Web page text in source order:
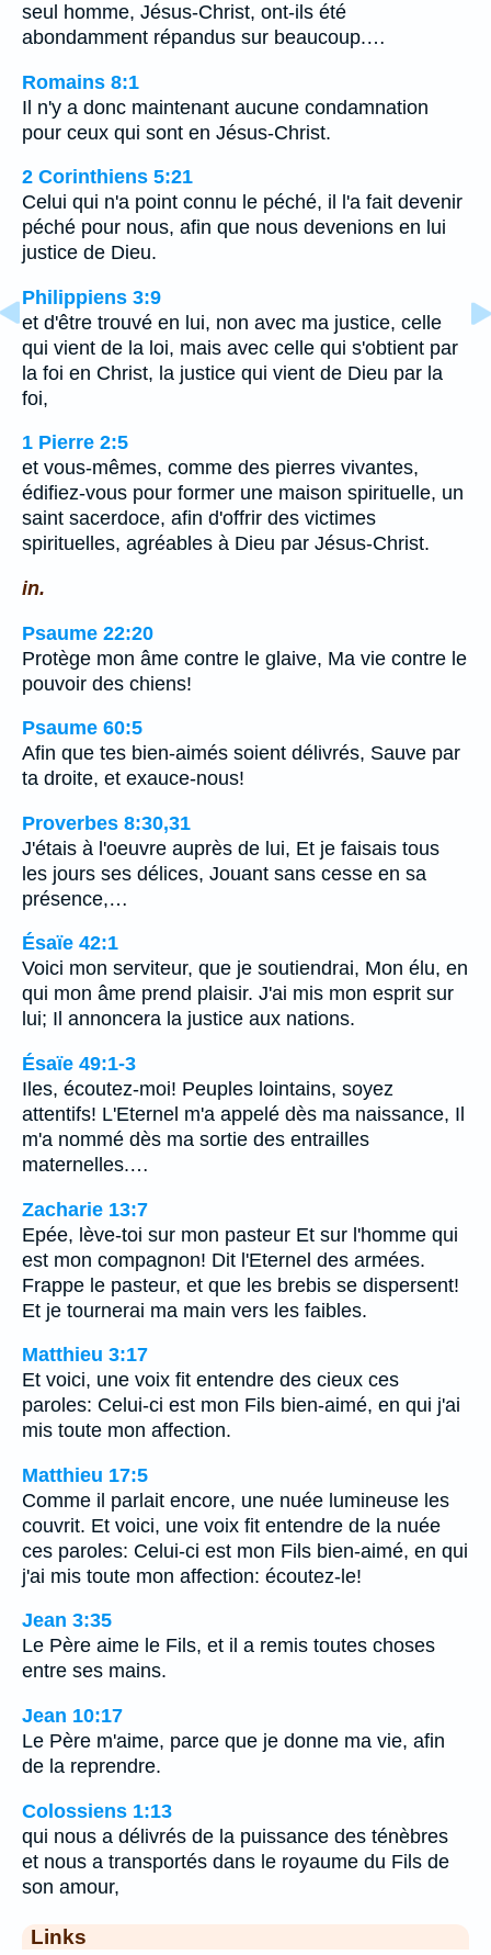
seul homme, Jésus-Christ, ont-ils été
abondamment répandus sur beaucoup.…
Romains 8:1
Il n'y a donc maintenant aucune condamnation
pour ceux qui sont en Jésus-Christ.
2 Corinthiens 5:21
Celui qui n'a point connu le péché, il l'a fait devenir
péché pour nous, afin que nous devenions en lui
justice de Dieu.
Philippiens 3:9
et d'être trouvé en lui, non avec ma justice, celle
qui vient de la loi, mais avec celle qui s'obtient par
la foi en Christ, la justice qui vient de Dieu par la
foi,
1 Pierre 2:5
et vous-mêmes, comme des pierres vivantes,
édifiez-vous pour former une maison spirituelle, un
saint sacerdoce, afin d'offrir des victimes
spirituelles, agréables à Dieu par Jésus-Christ.
in.
Psaume 22:20
Protège mon âme contre le glaive, Ma vie contre le
pouvoir des chiens!
Psaume 60:5
Afin que tes bien-aimés soient délivrés, Sauve par
ta droite, et exauce-nous!
Proverbes 8:30,31
J'étais à l'oeuvre auprès de lui, Et je faisais tous
les jours ses délices, Jouant sans cesse en sa
présence,…
Ésaïe 42:1
Voici mon serviteur, que je soutiendrai, Mon élu, en
qui mon âme prend plaisir. J'ai mis mon esprit sur
lui; Il annoncera la justice aux nations.
Ésaïe 49:1-3
Iles, écoutez-moi! Peuples lointains, soyez
attentifs! L'Eternel m'a appelé dès ma naissance, Il
m'a nommé dès ma sortie des entrailles
maternelles.…
Zacharie 13:7
Epée, lève-toi sur mon pasteur Et sur l'homme qui
est mon compagnon! Dit l'Eternel des armées.
Frappe le pasteur, et que les brebis se dispersent!
Et je tournerai ma main vers les faibles.
Matthieu 3:17
Et voici, une voix fit entendre des cieux ces
paroles: Celui-ci est mon Fils bien-aimé, en qui j'ai
mis toute mon affection.
Matthieu 17:5
Comme il parlait encore, une nuée lumineuse les
couvrit. Et voici, une voix fit entendre de la nuée
ces paroles: Celui-ci est mon Fils bien-aimé, en qui
j'ai mis toute mon affection: écoutez-le!
Jean 3:35
Le Père aime le Fils, et il a remis toutes choses
entre ses mains.
Jean 10:17
Le Père m'aime, parce que je donne ma vie, afin
de la reprendre.
Colossiens 1:13
qui nous a délivrés de la puissance des ténèbres
et nous a transportés dans le royaume du Fils de
son amour,
Links